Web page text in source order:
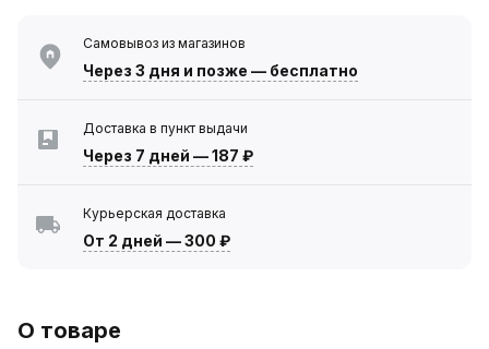
Самовывоз из магазинов
Через 3 дня и позже — бесплатно
Доставка в пункт выдачи
Через 7 дней —187 ₽
Курьерская доставка
От 2 дней —300 ₽
О товаре